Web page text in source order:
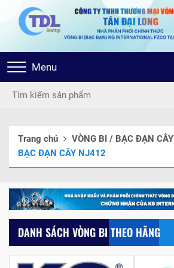
Toggle
navigation
Menu
Trang chủ VÒNG BI / BẠC ĐẠN CÂY
BẠC ĐẠN CÂY NJ412
DANH SÁCH VÒNG BI THEO HÃNG